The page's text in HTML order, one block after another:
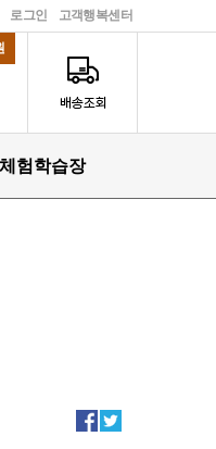
고객행복센터
로그인
험학습장